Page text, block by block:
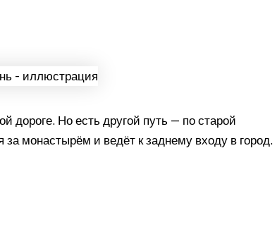
дороге. Но есть другой путь — по старой
за монастырём и ведёт к заднему входу в город.